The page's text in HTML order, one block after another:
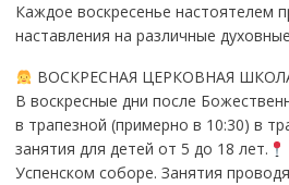
Каждое воскресенье настоятелем
наставления на различные
ВОСКРЕСНАЯ ЦЕРКОВНАЯ
В воскресные дни после
в трапезной (примерно в 10:30) в
занятия для детей от 5 до 18 лет.
Успенском соборе. Занятия